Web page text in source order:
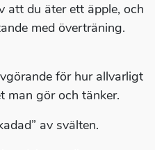
att du äter ett äpple, och
med överträning.
för hur allvarligt
man gör och tänker.
av svälten.